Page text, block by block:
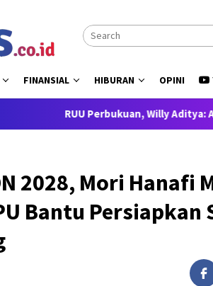
FINANSIAL HIBURAN OPINI
Perbukuan, Willy Aditya: Akses Ilmu
2028, Mori Hanafi
Bantu Persiapkan